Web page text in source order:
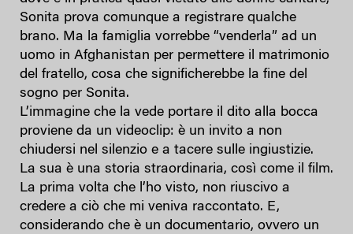
Sonita prova comunque a registrare qualche
brano. Ma la famiglia vorrebbe “venderla” ad un
uomo in Afghanistan per permettere il matrimonio
del fratello, cosa che significherebbe la fine del
sogno per Sonita.
L’immagine che la vede portare il dito alla bocca
proviene da un videoclip: è un invito a non
chiudersi nel silenzio e a tacere sulle ingiustizie.
La sua è una storia straordinaria, così come il film.
La prima volta che l’ho visto, non riuscivo a
credere a ciò che mi veniva raccontato. E,
considerando che è un documentario, ovvero un